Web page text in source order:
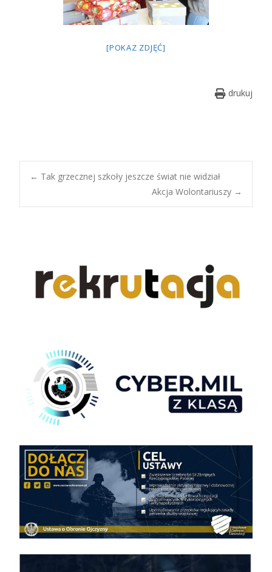
[POKAZ ZDJĘĆ]
drukuj
Post
← Tak grzecznej szkoły jeszcze świat nie widział
Akcja Wolontariuszy →